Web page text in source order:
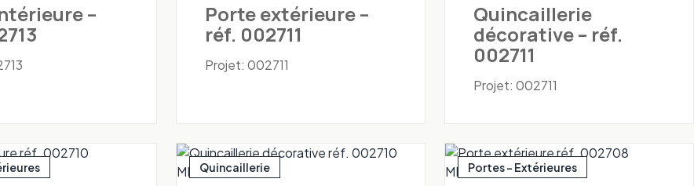
– Porte extérieure –
réf. 002711
Projet: 002711
Quincaillerie
décorative – réf.
002711
Projet: 002711
Quincaillerie Portes - Extérieures